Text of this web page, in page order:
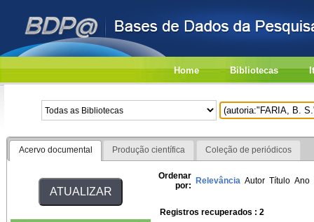
Home Bibliotecas
Acervo documental Produção científica Coleção de periódicos
Ordenar
por: Relevância Autor Título Ano
Registros recuperados : 2